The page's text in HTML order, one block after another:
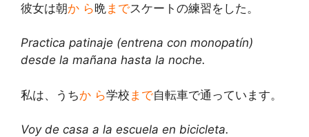
彼女は朝か ら晩までスケートの練習をした。
Practica patinaje (entrena con monopatín)
desde la mañana hasta la noche.
私は、うちか ら学校 まで自転車で通っています。
Voy de casa a la escuela en bicicleta.